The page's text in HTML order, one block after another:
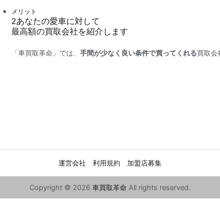
メリット
2あなたの愛車に対して
最高額の買取会社を紹介します
「車買取革命」では、手間が少なく良い条件で買ってくれる買取会
運営会社 利用規約 加盟店募集
Copyright © 2026 車買取革命 All rights reserved.